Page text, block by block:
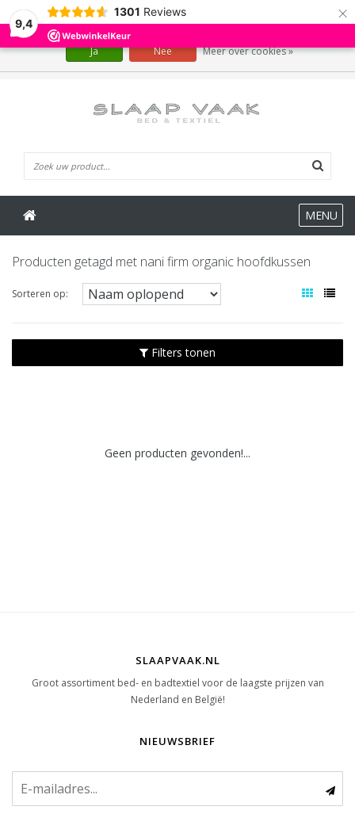
9,4
1301 Reviews ×
MENU
Producten getagd met nani firm organic hoofdkussen
Sorteren op:
Filters tonen
Geen producten gevonden!...
SLAAPVAAK.NL
Groot assortiment bed- en badtextiel voor de laagste prijzen van
Nederland en België!
NIEUWSBRIEF
Wij slaan cookies op om onze website te verbeteren. Is dat akkoord?
Ja Nee Meer over cookies »